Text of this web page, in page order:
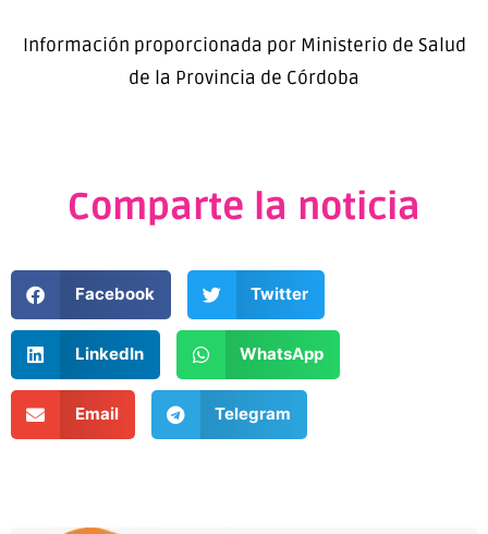
Información proporcionada por Ministerio de Salud
de la Provincia de Córdoba
Comparte la noticia
Facebook Twitter
LinkedIn WhatsApp
Email Telegram